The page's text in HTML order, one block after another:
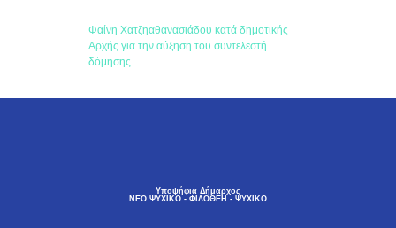
Φαίνη Χατζηαθανασιάδου κατά δημοτικής
Αρχής για την αύξηση του συντελεστή
δόμησης
Υποψήφια Δήμαρχος
ΝΕΟ ΨΥΧΙΚΟ - ΦΙΛΟΘΕΗ - ΨΥΧΙΚΟ